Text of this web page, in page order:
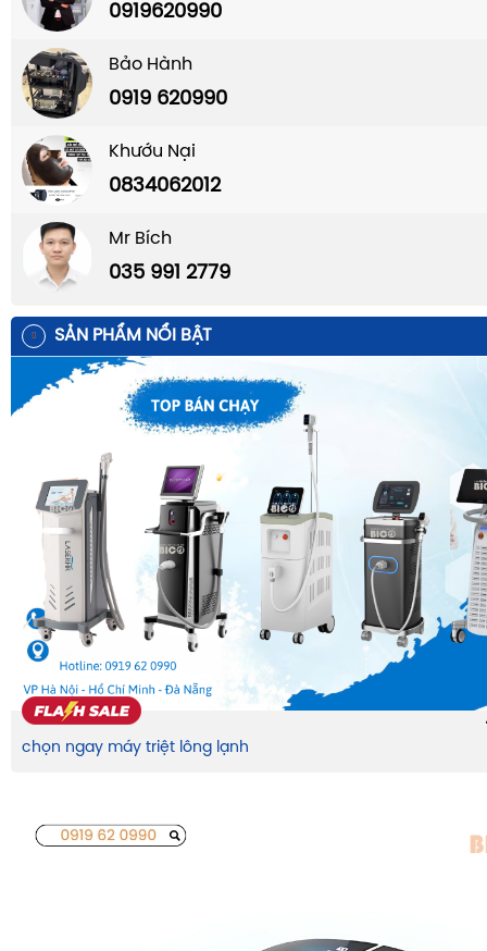
0919620990
Bảo Hành
0919 620990
Khướu Nại
0834062012
Mr Bích
035 991 2779
SẢN PHẨM NỔI BẬT
chọn ngay máy triệt lông lạnh